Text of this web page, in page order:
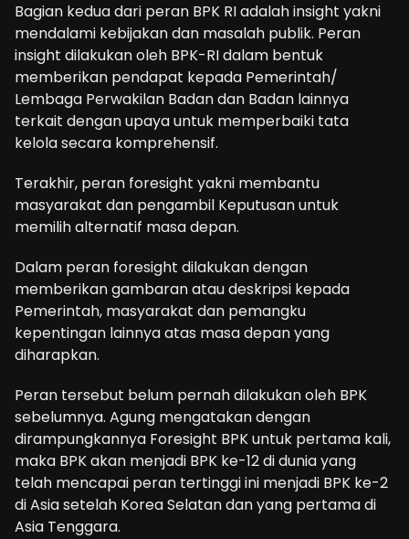
Bagian kedua dari peran BPK RI adalah insight yakni
mendalami kebijakan dan masalah publik. Peran
insight dilakukan oleh BPK-RI dalam bentuk
memberikan pendapat kepada Pemerintah/
Lembaga Perwakilan Badan dan Badan lainnya
terkait dengan upaya untuk memperbaiki tata
kelola secara komprehensif.
Terakhir, peran foresight yakni membantu
masyarakat dan pengambil Keputusan untuk
memilih alternatif masa depan.
Dalam peran foresight dilakukan dengan
memberikan gambaran atau deskripsi kepada
Pemerintah, masyarakat dan pemangku
kepentingan lainnya atas masa depan yang
diharapkan.
Peran tersebut belum pernah dilakukan oleh BPK
sebelumnya. Agung mengatakan dengan
dirampungkannya Foresight BPK untuk pertama kali,
maka BPK akan menjadi BPK ke-12 di dunia yang
telah mencapai peran tertinggi ini menjadi BPK ke-2
di Asia setelah Korea Selatan dan yang pertama di
Asia Tenggara.